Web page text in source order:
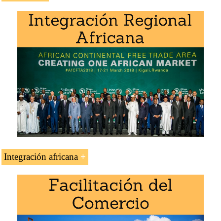
Doctorado: Negocios Africanos.
Puertos de Argel y de Orán
Corredores transafricanos
Corredor de transporte Cairo-Dakar
Carretera Transafricana Argel-Lagos
Integración africana